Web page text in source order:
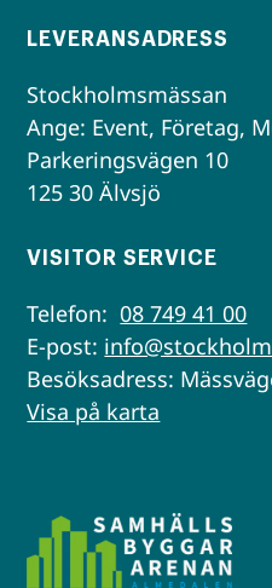
LEVERANSADRESS
Stockholmsmässan
Ange: Event, Företag,
Parkeringsvägen 10
125 30 Älvsjö
VISITOR SERVICE
Telefon:08 749 41 00
E-post:
Besöksadress:
Visa på karta